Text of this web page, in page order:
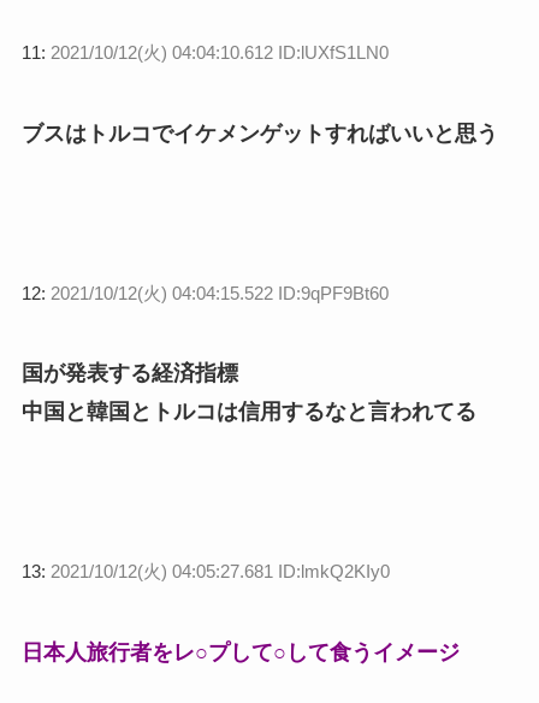
11: 2021/10/12(火) 04:04:10.612 ID:lUXfS1LN0
ブスはトルコでイケメンゲットすればいいと思う
12: 2021/10/12(火) 04:04:15.522 ID:9qPF9Bt60
国が発表する経済指標
中国と韓国とトルコは信用するなと言われてる
13: 2021/10/12(火) 04:05:27.681 ID:lmkQ2KIy0
日本人旅行者をレ○プして○して食うイメージ